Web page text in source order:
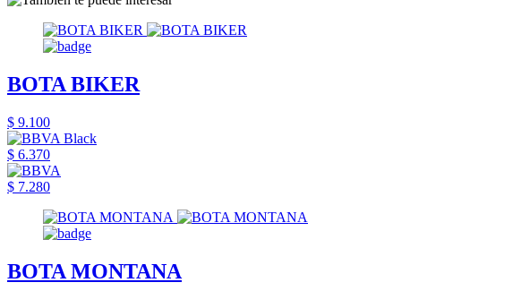
BOTA BIKER
$ 9.100
$ 6.370
$ 7.280
BOTA MONTANA